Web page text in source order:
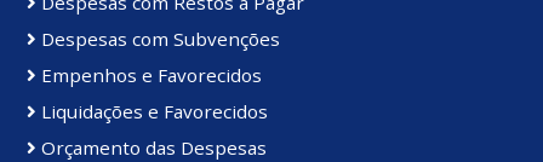
Despesas com Subvenções
Empenhos e Favorecidos
Liquidações e Favorecidos
Orçamento das Despesas